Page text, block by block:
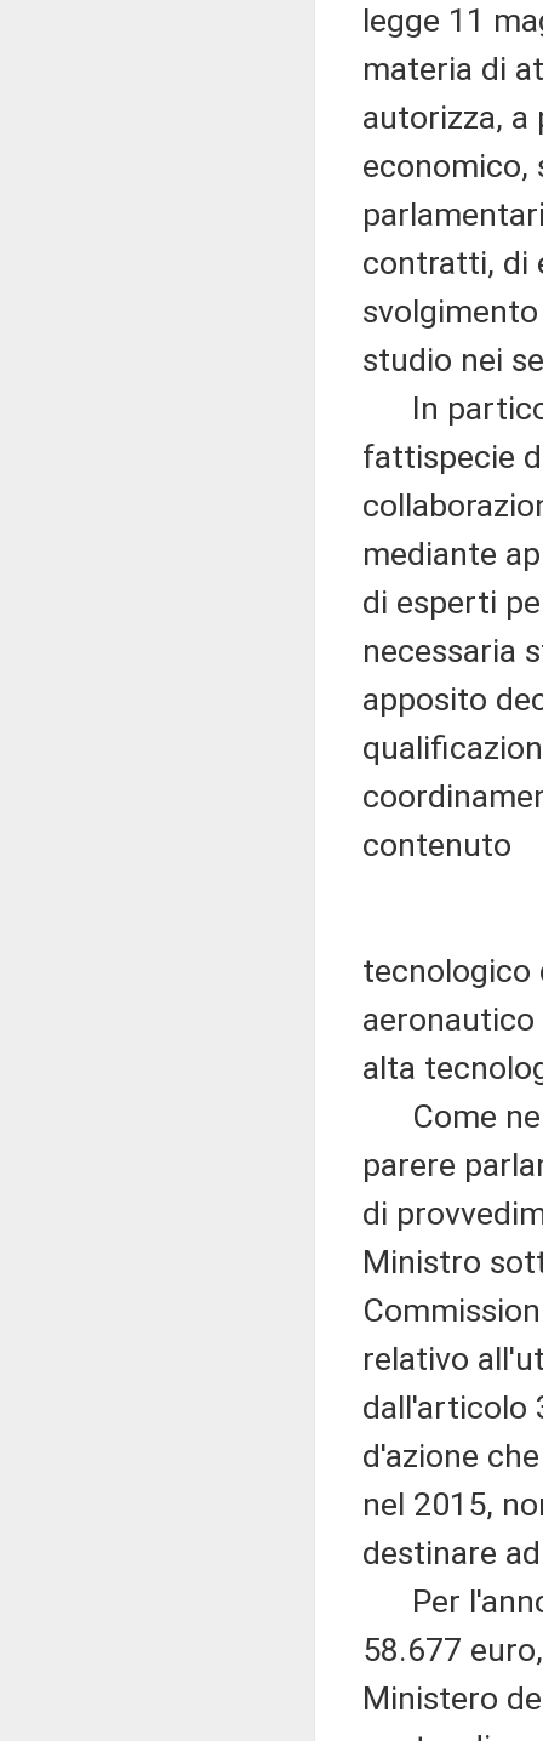
legge 11
materia di
autorizza, a
economico,
contratti, di
studio nei
In
fattispecie
mediante
di esperti
necessaria
apposito
contenuto
tecnologico
alta
Come
parere
di
Ministro
relativo
dall'articolo
d'azione
nel 2015,
destinare
Per l'anno
58.677
Ministero